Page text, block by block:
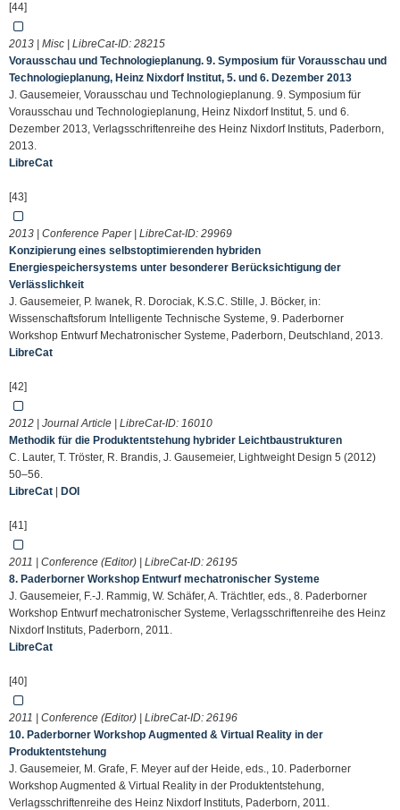
[44]
2013 | Misc | LibreCat-ID: 28215
Vorausschau und Technologieplanung. 9. Symposium für Vorausschau und
Technologieplanung, Heinz Nixdorf Institut, 5. und 6. Dezember 2013
J. Gausemeier, Vorausschau und Technologieplanung. 9. Symposium für
Vorausschau und Technologieplanung, Heinz Nixdorf Institut, 5. und 6.
Dezember 2013, Verlagsschriftenreihe des Heinz Nixdorf Instituts, Paderborn,
2013.
LibreCat
[43]
2013 | Conference Paper | LibreCat-ID: 29969
Konzipierung eines selbstoptimierenden hybriden
Energiespeichersystems unter besonderer Berücksichtigung der
Verlässlichkeit
J. Gausemeier, P. Iwanek, R. Dorociak, K.S.C. Stille, J. Böcker, in:
Wissenschaftsforum Intelligente Technische Systeme, 9. Paderborner
Workshop Entwurf Mechatronischer Systeme, Paderborn, Deutschland, 2013.
LibreCat
[42]
2012 | Journal Article | LibreCat-ID: 16010
Methodik für die Produktentstehung hybrider Leichtbaustrukturen
C. Lauter, T. Tröster, R. Brandis, J. Gausemeier, Lightweight Design 5 (2012)
50–56.
LibreCat
DOI
[41]
2011 | Conference (Editor) | LibreCat-ID: 26195
8. Paderborner Workshop Entwurf mechatronischer Systeme
J. Gausemeier, F.-J. Rammig, W. Schäfer, A. Trächtler, eds., 8. Paderborner
Workshop Entwurf mechatronischer Systeme, Verlagsschriftenreihe des Heinz
Nixdorf Instituts, Paderborn, 2011.
LibreCat
[40]
2011 | Conference (Editor) | LibreCat-ID: 26196
10. Paderborner Workshop Augmented & Virtual Reality in der
Produktentstehung
J. Gausemeier, M. Grafe, F. Meyer auf der Heide, eds., 10. Paderborner
Workshop Augmented & Virtual Reality in der Produktentstehung,
Verlagsschriftenreihe des Heinz Nixdorf Instituts, Paderborn, 2011.